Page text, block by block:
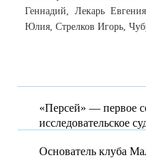
Геннадий, Лекарь
Юлия, Стрелков Игорь,
«Персей» — первое
исследовательское
Основатель клуба